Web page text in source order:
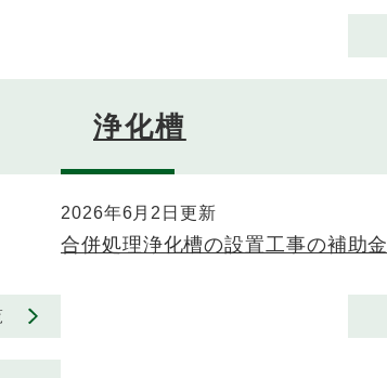
浄化槽
2026年6月2日更新
合併処理浄化槽の設置工事の補助金